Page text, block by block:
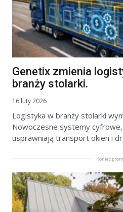
Genetix zmienia
branży stolarki.
16 luty 2026
Logistyka w branży stolarki
Nowoczesne systemy
usprawniają transport okien i
Koniec